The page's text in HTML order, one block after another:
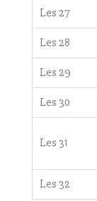
Les 27
Les 28
Les 29
Les 30
Les 31
Les 32